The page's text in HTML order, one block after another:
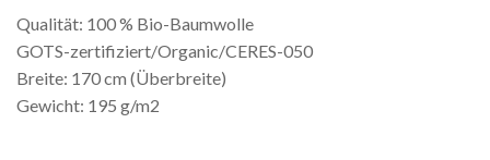
Qualität: 100 % Bio-Baumwolle
GOTS-zertifiziert/Organic/CERES-050
Breite: 170 cm (Überbreite)
Gewicht: 195 g/m2